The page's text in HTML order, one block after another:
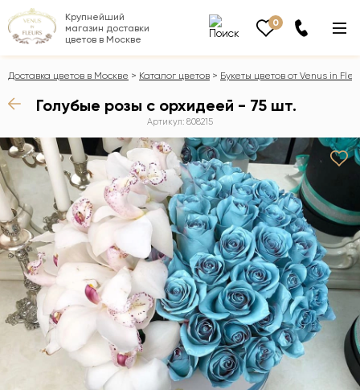
Крупнейший
магазин доставки
цветов в Москве
0
Доставка цветов в Москве Каталог цветов Букеты цветов от Venus in
Голубые розы с орхидеей - 75 шт.
Артикул: 808215